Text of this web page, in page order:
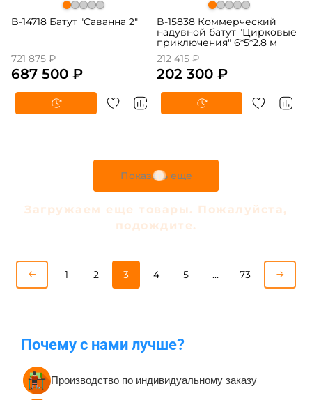
B-14718 Батут "Саванна 2"
721 875 ₽
687 500 ₽
B-15838 Коммерческий
надувной батут "Цирковые
приключения" 6*5*2.8 м
212 415 ₽
202 300 ₽
Показать еще
Загружаем еще товары. Пожалуйста,
подождите.
1 2 3 4 5 … 73
Почему с нами лучше?
Производство по индивидуальному заказу